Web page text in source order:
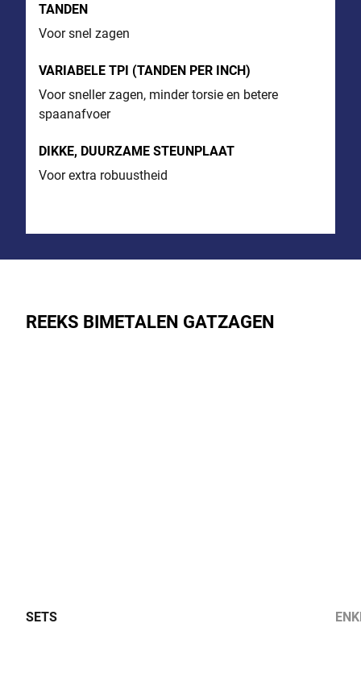
TANDEN
Voor snel zagen
VARIABELE TPI (TANDEN PER INCH)
Voor sneller zagen, minder torsie en betere
spaanafvoer
DIKKE, DUURZAME STEUNPLAAT
Voor extra robuustheid
REEKS BIMETALEN GATZAGEN
SETS